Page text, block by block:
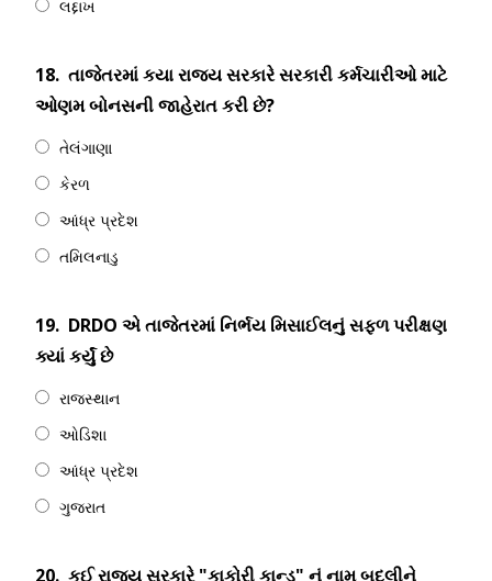
લદ્દાખ
18. તાજેતરમાં કયા રાજ્ય સરકારે સરકારી કર્મચારીઓ માટે
ઓણમ બોનસની જાહેરાત કરી છે?
તેલંગાણા
કેરળ
આંધ્ર પ્રદેશ
તમિલનાડુ
19. DRDO એ તાજેતરમાં નિર્ભય મિસાઈલનું સફળ પરીક્ષણ
ક્યાં કર્યું છે
રાજસ્થાન
ઓડિશા
આંધ્ર પ્રદેશ
ગુજરાત
20. કઈ રાજ્ય સરકારે "કાકોરી કાન્ડ" નું નામ બદલીને